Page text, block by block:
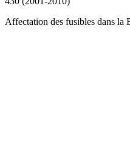
Affectation des fusibles dans